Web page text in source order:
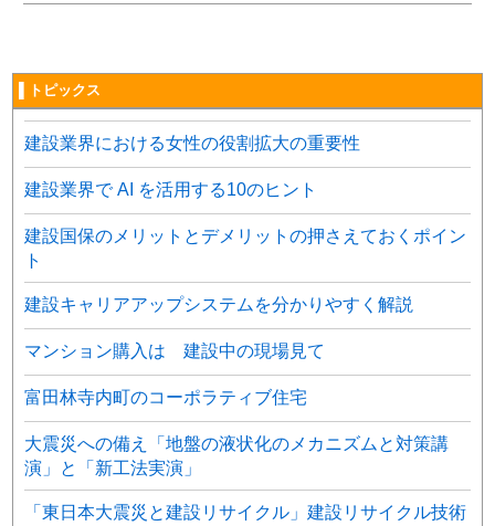
▌トピックス
建設業界における女性の役割拡大の重要性
建設業界で AI を活用する10のヒント
建設国保のメリットとデメリットの押さえておくポイン
ト
建設キャリアアップシステムを分かりやすく解説
マンション購入は 建設中の現場見て
富田林寺内町のコーポラティブ住宅
大震災への備え「地盤の液状化のメカニズムと対策講
演」と「新工法実演」
「東日本大震災と建設リサイクル」建設リサイクル技術